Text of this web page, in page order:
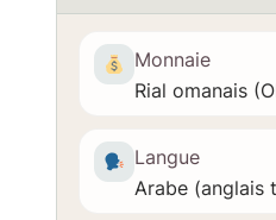
Monnaie
Rial omanais
Langue
Arabe (anglais